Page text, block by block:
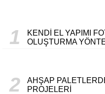
1
KENDI EL YAPIMI
OLUŞTURMA
2
AHŞAP
PROJELERI